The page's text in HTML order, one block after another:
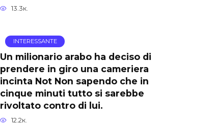
13.3к.
INTERESSANTE
Un milionario arabo ha deciso di
prendere in giro una cameriera
incinta Not Non sapendo che in
cinque minuti tutto si sarebbe
rivoltato contro di lui.
12.2к.